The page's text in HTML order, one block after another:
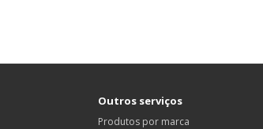
Outros serviços
Produtos por marca